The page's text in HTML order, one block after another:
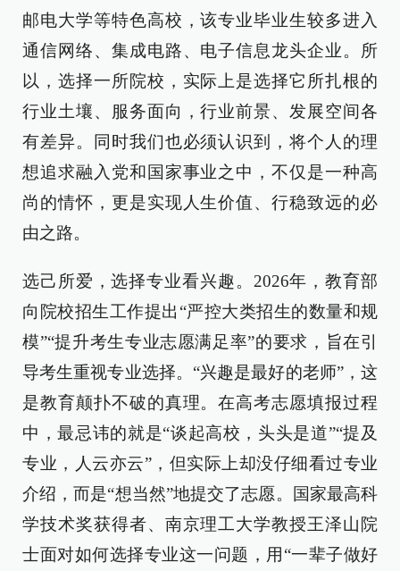
邮电大学等特色高校，该专业毕业生较多进入
通信网络、集成电路、电子信息龙头企业。所
以，选择一所院校，实际上是选择它所扎根的
行业土壤、服务面向，行业前景、发展空间各
有差异。同时我们也必须认识到，将个人的理
想追求融入党和国家事业之中，不仅是一种高
尚的情怀，更是实现人生价值、行稳致远的必
由之路。
选己所爱，选择专业看兴趣。2026年，教育部
向院校招生工作提出“严控大类招生的数量和规
模”“提升考生专业志愿满足率”的要求，旨在引
导考生重视专业选择。“兴趣是最好的老师”，这
是教育颠扑不破的真理。在高考志愿填报过程
中，最忌讳的就是“谈起高校，头头是道”“提及
专业，人云亦云”，但实际上却没仔细看过专业
介绍，而是“想当然”地提交了志愿。国家最高科
学技术奖获得者、南京理工大学教授王泽山院
士面对如何选择专业这一问题，用“一辈子做好